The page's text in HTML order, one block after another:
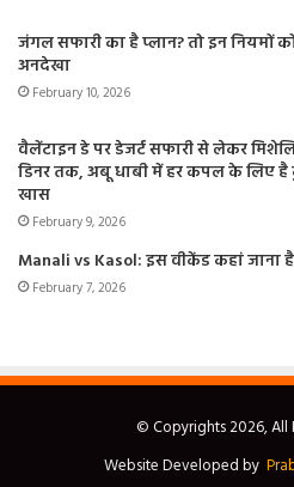
जंगल सफारी का है प्लान? तो इन नियमों
अनदेखा
February 10, 2026
वैलेंटाइन डे पर डेजर्ट सफारी से लेकर
डिनर तक, अबू धाबी में हर कपल के लिए
खास
February 9, 2026
Manali vs Kasol: इस वीकेंड कहां जाना
February 7, 2026
© Copyrights 2026, All
Website Developed by